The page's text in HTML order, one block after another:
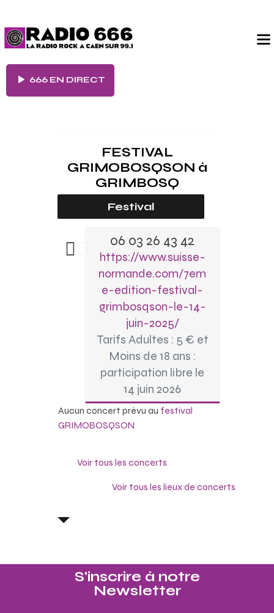
666 EN DIRECT
FESTIVAL
GRIMOBOSQSON à
GRIMBOSQ
Festival
06 03 26 43 42
https://www.suisse-
normande.com/7em
e-edition-festival-
grimbosqson-le-14-
juin-2025/
Tarifs Adultes : 5 € et
Moins de 18 ans :
participation libre le
14 juin 2026
Aucun concert prévu au festival
GRIMOBOSQSON
Voir tous les concerts
Voir tous les lieux de concerts
S'inscrire à notre
Newsletter​